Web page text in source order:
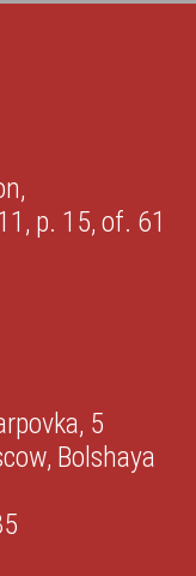
p. 15, of. 61
5
Bolshaya